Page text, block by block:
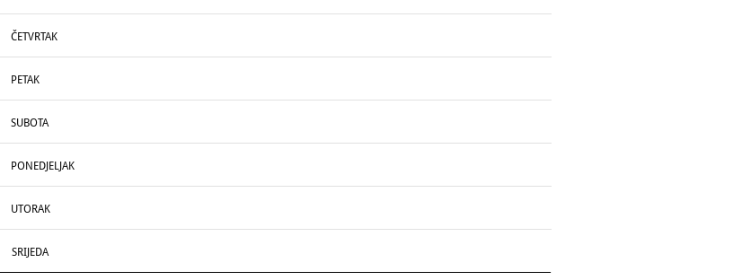
ČETVRTAK
PETAK
SUBOTA
PONEDJELJAK
UTORAK
SRIJEDA